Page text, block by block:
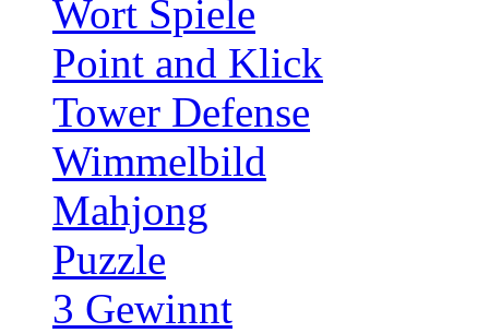
Wort Spiele
Point and Klick
Tower Defense
Wimmelbild
Mahjong
Puzzle
3 Gewinnt